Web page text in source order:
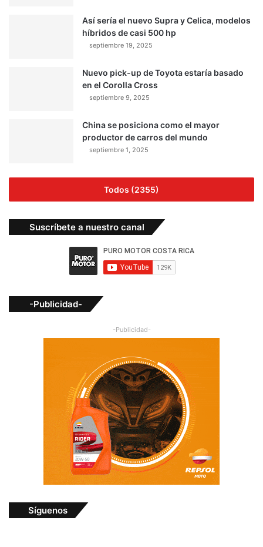
Así sería el nuevo Supra y Celica, modelos
híbridos de casi 500 hp
septiembre 19, 2025
Nuevo pick-up de Toyota estaría basado
en el Corolla Cross
septiembre 9, 2025
China se posiciona como el mayor
productor de carros del mundo
septiembre 1, 2025
Todos (2355)
Suscríbete a nuestro canal
-Publicidad-
-Publicidad-
Síguenos